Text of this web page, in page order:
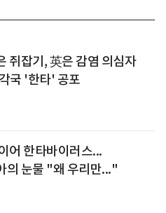
쥐잡기, 英은 감염 의심자
국 '한타' 공포
어 한타바이러스...
의 눈물 "왜 우리만..."